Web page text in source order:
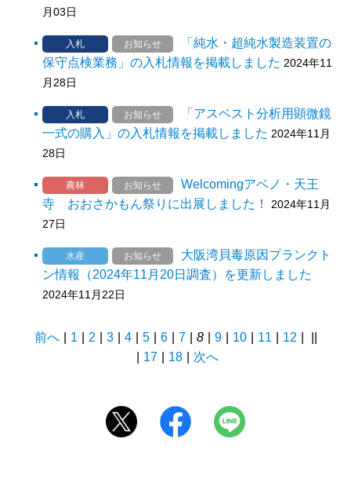
月03日
入札 お知らせ
「純水・超純水製造装置の
保守点検業務」の入札情報を掲載しました 2024年11
月28日
入札 お知らせ
「アスベスト分析用顕微鏡
一式の購入」の入札情報を掲載しました 2024年11月
28日
農林 お知らせ
Welcomingアベノ・天王
寺 おおさかもん祭りに出展しました！
2024年11月
27日
水産 お知らせ
大阪湾貝毒原因プランクト
ン情報（2024年11月20日調査）を更新しました
2024年11月22日
前へ 1 2 3 4 5 6 7 8 9 10 11 12
17 18 次へ